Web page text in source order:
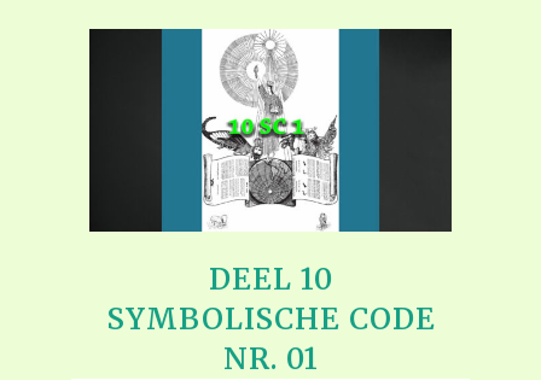
DEEL 10
SYMBOLISCHE CODE
NR. 01